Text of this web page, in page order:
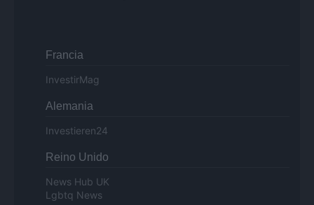
Francia
InvestirMag
Alemania
Investieren24
Reino Unido
News Hub UK
Lgbtq News